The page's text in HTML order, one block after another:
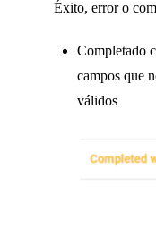
Éxito, error o
Completado
campos que
válidos